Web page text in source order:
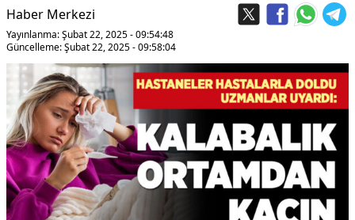
Haber Merkezi
Yayınlanma: Şubat 22, 2025 - 09:54:48
Güncelleme: Şubat 22, 2025 - 09:58:04